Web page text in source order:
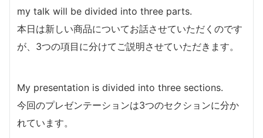
my talk will be divided into three parts.
本日は新しい商品についてお話させていただくのです
が、3つの項目に分けてご説明させていただきます。
My presentation is divided into three sections.
今回のプレゼンテーションは3つのセクションに分か
れています。